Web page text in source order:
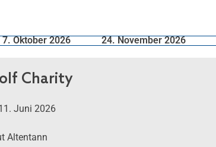
7. Oktober 2026 24. November 2026
Charity
Juni 2026
Altentann